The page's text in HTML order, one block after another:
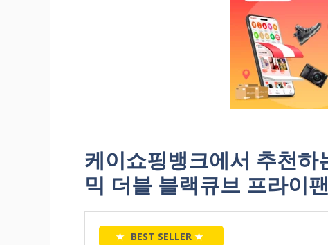
케이쇼핑뱅크에서 추천
믹 더블 블랙큐브 프라이
★ BEST SELLER ★